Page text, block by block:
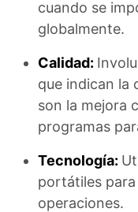
cuando se
globalmente.
Calidad:
que indican la
son la mejora
programas
Tecnología:
portátiles
operaciones.